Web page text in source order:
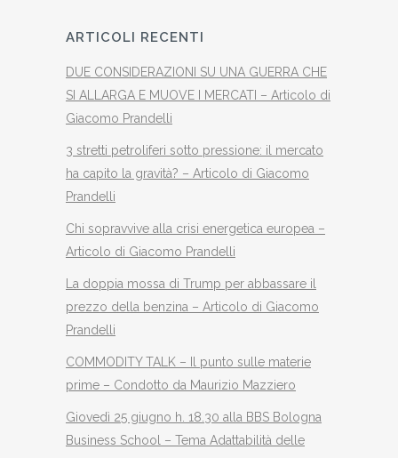
ARTICOLI RECENTI
DUE CONSIDERAZIONI SU UNA GUERRA CHE
SI ALLARGA E MUOVE I MERCATI – Articolo di
Giacomo Prandelli
3 stretti petroliferi sotto pressione: il mercato
ha capito la gravità? – Articolo di Giacomo
Prandelli
Chi sopravvive alla crisi energetica europea –
Articolo di Giacomo Prandelli
La doppia mossa di Trump per abbassare il
prezzo della benzina – Articolo di Giacomo
Prandelli
COMMODITY TALK – Il punto sulle materie
prime – Condotto da Maurizio Mazziero
Giovedì 25 giugno h. 18.30 alla BBS Bologna
Business School – Tema Adattabilità delle